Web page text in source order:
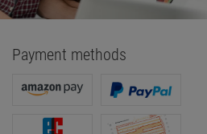
Payment methods